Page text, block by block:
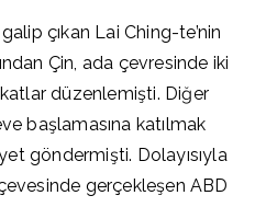
çıkan Lai Ching-te’nin
Çin, ada çevresinde iki
düzenlemişti. Diğer
başlamasına katılmak
göndermişti. Dolayısıyla
gerçekleşen ABD